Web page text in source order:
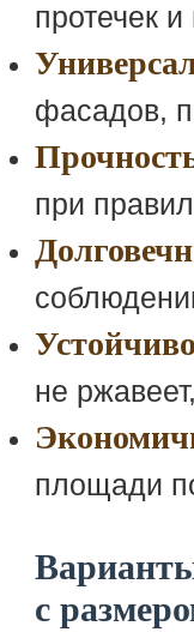
протечек
фасадов,
при
не
площади
с